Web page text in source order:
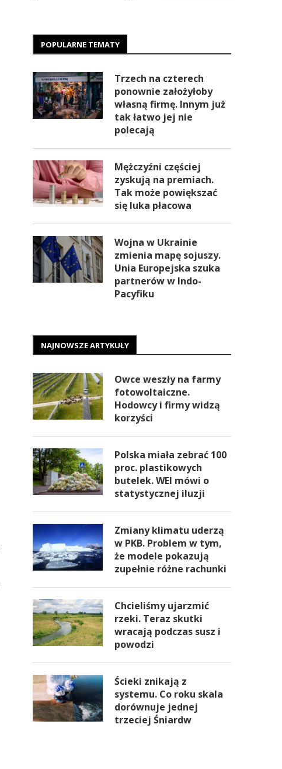
POPULARNE TEMATY
Trzech na czterech
ponownie założyłoby
własną firmę. Innym już
tak łatwo jej nie
polecają
Mężczyźni częściej
zyskują na premiach.
Tak może powiększać
się luka płacowa
Wojna w Ukrainie
zmienia mapę sojuszy.
Unia Europejska szuka
partnerów w Indo-
Pacyfiku
NAJNOWSZE ARTYKUŁY
Owce weszły na farmy
fotowoltaiczne.
Hodowcy i firmy widzą
korzyści
Polska miała zebrać 100
proc. plastikowych
butelek. WEI mówi o
statystycznej iluzji
Zmiany klimatu uderzą
w PKB. Problem w tym,
że modele pokazują
zupełnie różne rachunki
Chcieliśmy ujarzmić
rzeki. Teraz skutki
wracają podczas susz i
powodzi
Ścieki znikają z
systemu. Co roku skala
dorównuje jednej
trzeciej Śniardw